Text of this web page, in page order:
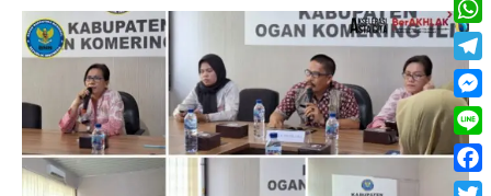
Line